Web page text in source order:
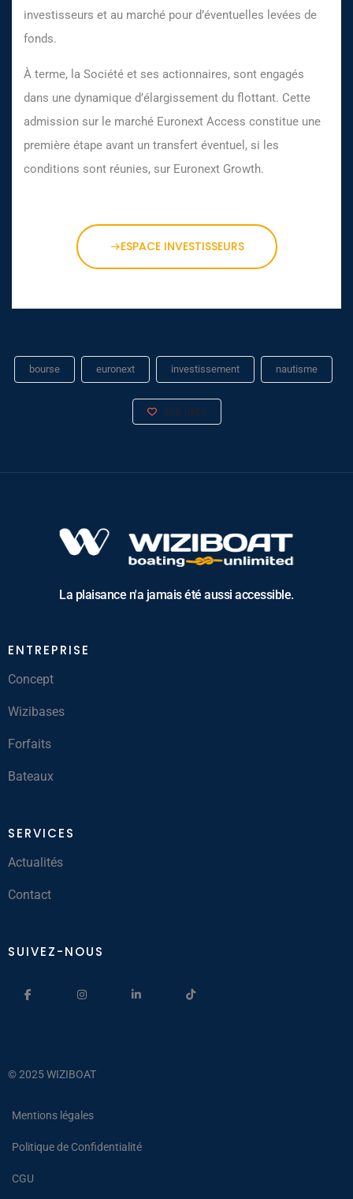
investisseurs et au marché pour d’éventuelles levées de
fonds.
À terme, la Société et ses actionnaires, sont engagés
dans une dynamique d’élargissement du flottant. Cette
admission sur le marché Euronext Access constitue une
première étape avant un transfert éventuel, si les
conditions sont réunies, sur Euronext Growth.
ESPACE INVESTISSEURS
bourse euronext investissement nautisme
302 LIKES
La plaisance n'a jamais été aussi accessible.
ENTREPRISE
Concept
Wizibases
Forfaits
Bateaux
SERVICES
Actualités
Contact
SUIVEZ-NOUS
© 2025 WIZIBOAT
Mentions légales
Politique de Confidentialité
CGU